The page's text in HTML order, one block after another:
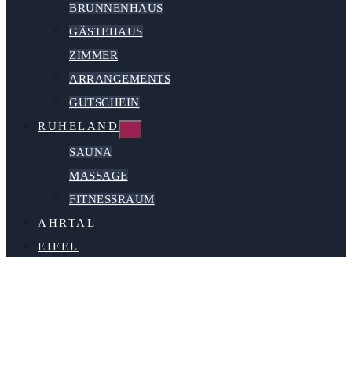
BRUNNENHAUS
GÄSTEHAUS
ZIMMER
ARRANGEMENTS
GUTSCHEIN
RUHELAND
SAUNA
MASSAGE
FITNESSRAUM
AHRTAL
EIFEL